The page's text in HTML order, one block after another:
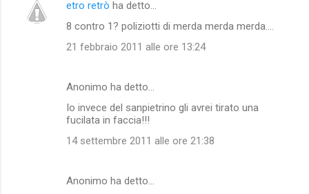
etro retrò ha detto…
8 contro 1? poliziotti di merda merda merda....
21 febbraio 2011 alle ore 13:24
Anonimo ha detto…
Io invece del sanpietrino gli avrei tirato una
fucilata in faccia!!!
14 settembre 2011 alle ore 21:38
Anonimo ha detto…